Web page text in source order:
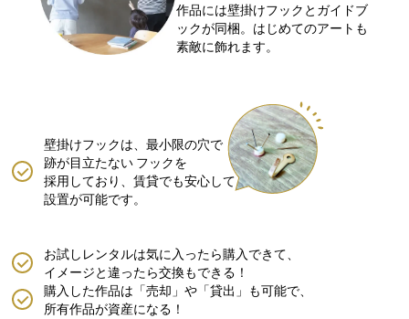
作品には壁掛けフックとガイドブ
ックが同梱。はじめてのアートも
素敵に飾れます。
壁掛けフックは、最小限の穴で
跡が目立たない フックを
採用しており、賃貸でも安心して
設置が可能です。
購入した作品は「売却」や「貸出」も可能で、
所有作品が資産になる！
お試しレンタルは気に入ったら購入できて、
イメージと違ったら交換もできる！